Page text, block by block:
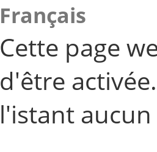
Français
Cette page
d'être
l'istant